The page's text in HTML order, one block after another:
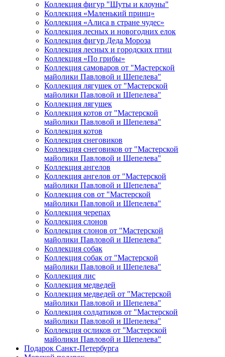
Коллекция фигур "Шуты и клоуны"
Коллекция «Маленький принц»
Коллекция «Алиса в стране чудес»
Коллекция лесных и новогодних елок
Коллекция фигур Деда Мороза
Коллекция лесных и городских птиц
Коллекция «По грибы»
Коллекция самоваров от "Мастерской
майолики Павловой и Шепелева"
Коллекция лягушек от "Мастерской
майолики Павловой и Шепелева"
Коллекция лягушек
Коллекция котов от "Мастерской
майолики Павловой и Шепелева"
Коллекция котов
Коллекция снеговиков
Коллекция снеговиков от "Мастерской
майолики Павловой и Шепелева"
Коллекция ангелов
Коллекция ангелов от "Мастерской
майолики Павловой и Шепелева"
Коллекция сов от "Мастерской
майолики Павловой и Шепелева"
Коллекция черепах
Коллекция слонов
Коллекция слонов от "Мастерской
майолики Павловой и Шепелева"
Коллекция собак
Коллекция собак от "Мастерской
майолики Павловой и Шепелева"
Коллекция лис
Коллекция медведей
Коллекция медведей от "Мастерской
майолики Павловой и Шепелева"
Коллекция солдатиков от "Мастерской
майолики Павловой и Шепелева"
Коллекция осликов от "Мастерской
майолики Павловой и Шепелева"
Подарок Санкт-Петербурга